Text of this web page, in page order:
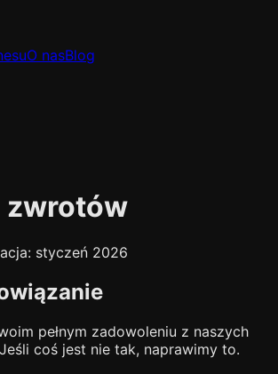
O nasBlog
zwrotów
styczeń 2026
pełnym zadowoleniu z naszych
coś jest nie tak, naprawimy to.